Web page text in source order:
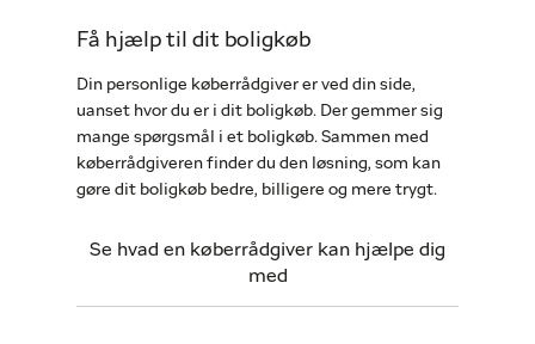
Få hjælp til dit boligkøb
Din personlige køberrådgiver er ved din side,
uanset hvor du er i dit boligkøb. Der gemmer sig
mange spørgsmål i et boligkøb. Sammen med
køberrådgiveren finder du den løsning, som kan
gøre dit boligkøb bedre, billigere og mere trygt.
Se hvad en køberrådgiver kan hjælpe dig
med